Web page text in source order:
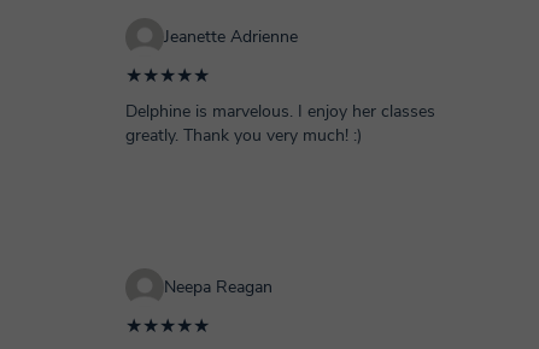
Jeanette Adrienne
★★★★★
Delphine is marvelous. I enjoy her classes
greatly. Thank you very much! :)
Neepa Reagan
★★★★★